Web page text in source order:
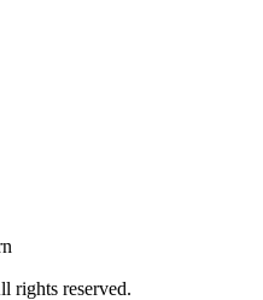
rights reserved.